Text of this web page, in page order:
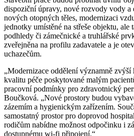
dispoziční úpravy, nové rozvody vody a
nových otopných těles, modernizaci
jednotky umístěné na střeše objektu, ale
podhledy či zámečnické a truhlářské
zveřejněna na profilu zadavatele a je
uchazečům.
„Modernizace oddělení významně zvýší
kvalitu péče poskytované malým
pracovní podmínky pro zdravotnický
Boučková. „Nové prostory budou
zázemím a hygienickým zařízením.
samostatný prostor pro doprovod
rodičům nabídne možnost odpočinku i
dostupnému wi-fi připojení.“